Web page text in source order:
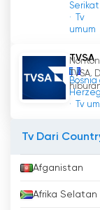
Serikat
Tv
umum
TVSA
Bosnia
Tv
TVSA.
Tv Dari
Afganistan
Afrika Selatan